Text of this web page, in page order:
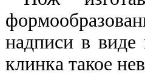
надписи в
клинка такое